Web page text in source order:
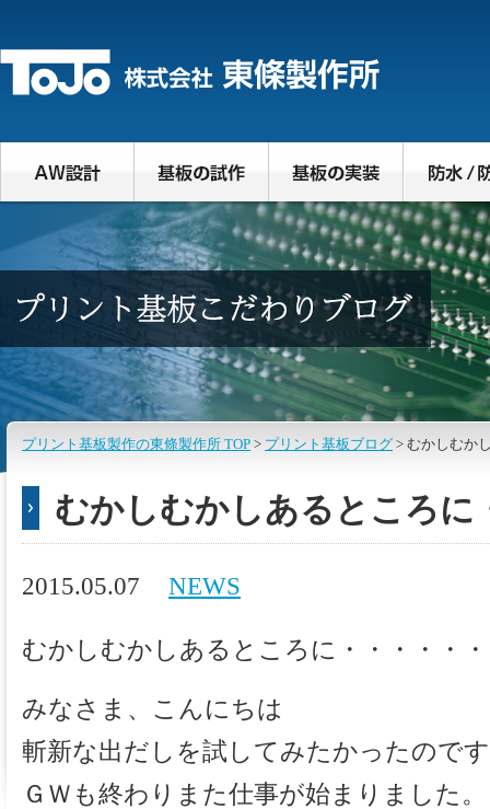
プリント基板製作の東條製作所 TOP > プリント基板ブログ > むかしむか
むかしむかしあるところに
2015.05.07 NEWS
むかしむかしあるところに・・・・・・
みなさま、こんにちは
斬新な出だしを試してみたかったので
ＧＷも終わりまた仕事が始まりました